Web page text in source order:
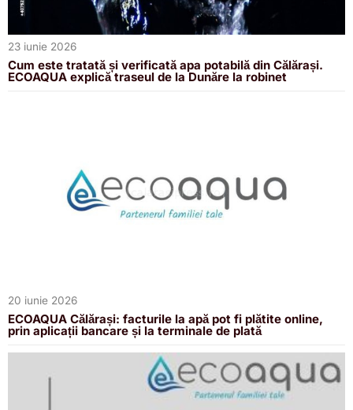
23 iunie 2026
Cum este tratată și verificată apa potabilă din Călărași.
ECOAQUA explică traseul de la Dunăre la robinet
20 iunie 2026
ECOAQUA Călărași: facturile la apă pot fi plătite online,
prin aplicații bancare și la terminale de plată